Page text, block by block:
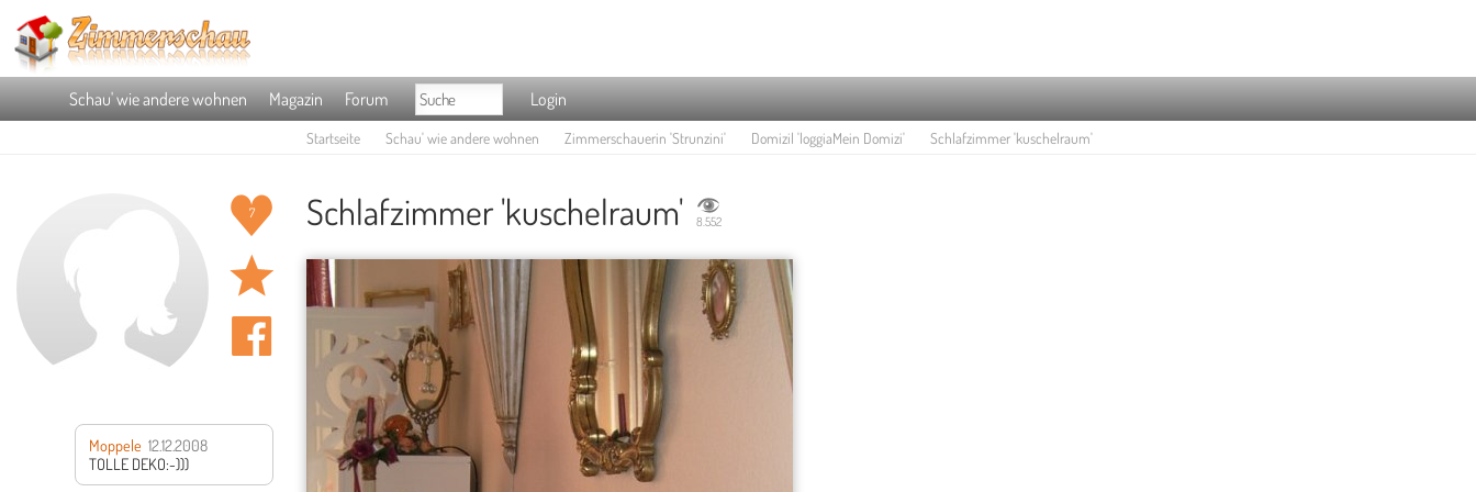
Schau' wie andere wohnen Magazin Forum Login
Startseite Schau' wie andere wohnen Zimmerschauerin 'Strunzini' Domizil 'loggiaMein Domizi' Schlafzimmer 'kuschelraum'
7
Moppele 12.12.2008
TOLLE DEKO:-)))
Schlafzimmer 'kuschelraum' 8.552